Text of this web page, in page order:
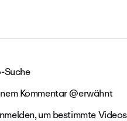
Suche
Kommentar @erwähnt
um bestimmte